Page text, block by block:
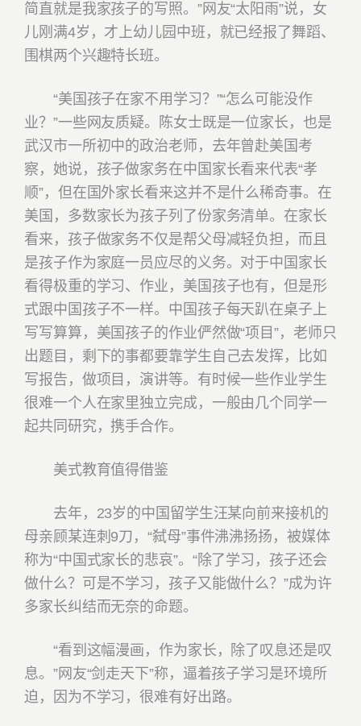
简直就是我家孩子的写照。”网友“太阳雨”说，女
儿刚满4岁，才上幼儿园中班，就已经报了舞蹈、
围棋两个兴趣特长班。
“美国孩子在家不用学习？”“怎么可能没作
业？”一些网友质疑。陈女士既是一位家长，也是
武汉市一所初中的政治老师，去年曾赴美国考
察，她说，孩子做家务在中国家长看来代表“孝
顺”，但在国外家长看来这并不是什么稀奇事。在
美国，多数家长为孩子列了份家务清单。在家长
看来，孩子做家务不仅是帮父母减轻负担，而且
是孩子作为家庭一员应尽的义务。对于中国家长
看得极重的学习、作业，美国孩子也有，但是形
式跟中国孩子不一样。中国孩子每天趴在桌子上
写写算算，美国孩子的作业俨然做“项目”，老师只
出题目，剩下的事都要靠学生自己去发挥，比如
写报告，做项目，演讲等。有时候一些作业学生
很难一个人在家里独立完成，一般由几个同学一
起共同研究，携手合作。
美式教育值得借鉴
去年，23岁的中国留学生汪某向前来接机的
母亲顾某连刺9刀，“弑母”事件沸沸扬扬，被媒体
称为“中国式家长的悲哀”。“除了学习，孩子还会
做什么？可是不学习，孩子又能做什么？”成为许
多家长纠结而无奈的命题。
“看到这幅漫画，作为家长，除了叹息还是叹
息。”网友“剑走天下”称，逼着孩子学习是环境所
迫，因为不学习，很难有好出路。